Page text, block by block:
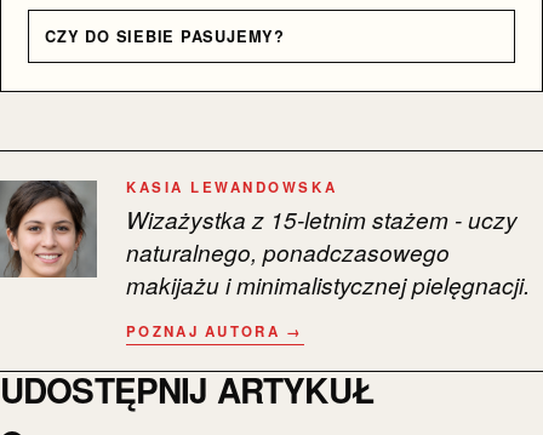
CZY DO SIEBIE PASUJEMY?
KASIA LEWANDOWSKA
Wizażystka z 15-letnim stażem - uczy
naturalnego, ponadczasowego
makijażu i minimalistycznej pielęgnacji.
POZNAJ AUTORA →
UDOSTĘPNIJ ARTYKUŁ